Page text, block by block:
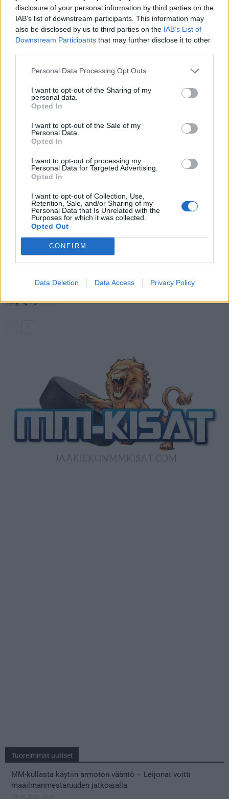
disclosure of your personal information by third parties on the
IAB’s list of downstream participants. This information may
also be disclosed by us to third parties on the IAB’s List of
Downstream Participants that may further disclose it to other
Personal Data Processing Opt Outs
I want to opt-out of the Sharing of my
personal data.
Opted In
I want to opt-out of the Sale of my
Personal Data.
Opted In
I want to opt-out of processing my
Personal Data for Targeted Advertising.
Opted In
I want to opt-out of Collection, Use,
Retention, Sale, and/or Sharing of my
Personal Data that Is Unrelated with the
Purposes for which it was collected.
Opted Out
CONFIRM
Data Deletion Data Access Privacy Policy
Pikkuleijonat kaatoi Slovakian
Kupecin pelottava
loukkaantuminen hiljensi
Se on siinä! Tappara on jälleen
Leijonat julkisti ketjut Sveitsi-peliin –
kaukaloon
Venäläisveskari sekosi Suomen 2.
divisioonassa – sai samasta tilanteesta
50 jäähyminuuttia
Kanada – USA klo 15:10 – näin katsot
ottelun ilmaiseksi TV:stä
Tuoreimmat uutiset
MM-kullasta käytiin armoton vääntö – Leijonat voitti
maailmanmestaruuden jatkoajalla